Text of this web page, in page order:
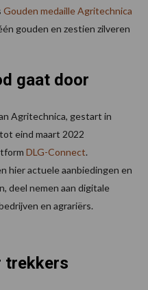
Gouden medaille Agritechnica
gouden en zestien zilveren
gaat door
Agritechnica, gestart in
eind maart 2022
DLG-Connect.
hier actuele aanbiedingen en
deel nemen aan digitale
en agrariërs.
trekkers